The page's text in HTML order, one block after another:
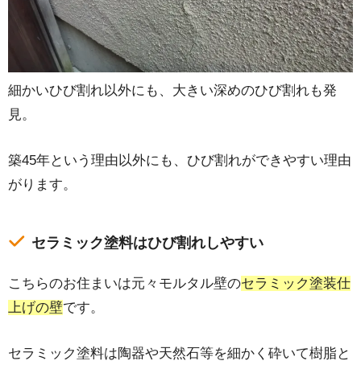
細かいひび割れ以外にも、大きい深めのひび割れも発
見。
築45年という理由以外にも、ひび割れができやすい理由
がります。
セラミック塗料はひび割れしやすい
こちらのお住まいは元々モルタル壁のセラミック塗装仕
上げの壁です。
セラミック塗料は陶器や天然石等を細かく砕いて樹脂と